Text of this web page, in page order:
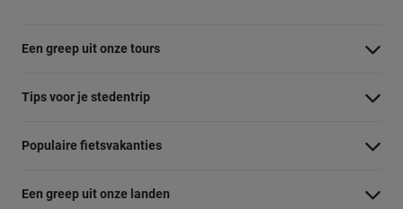
Een greep uit onze tours
Barcelona Panorama tour
Dublin fietstour
Kaapstad Township tour
Tips voor je stedentrip
Wat te doen in Amsterdam
Wat te doen in Berlijn
Populaire fietsvakanties
Fietsvakantie Duitsland
Een greep uit onze landen